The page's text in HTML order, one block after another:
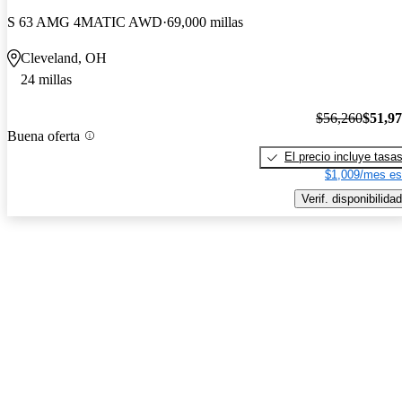
S 63 AMG 4MATIC AWD 69,000 millas
Cleveland, OH
24 millas
Buena oferta
$56,260
El precio incluye tasas
$1,009/mes
Verif. disponibilidad